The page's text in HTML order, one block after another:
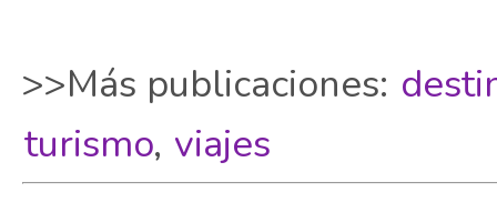
>>Más publicaciones:
turismo, viajes